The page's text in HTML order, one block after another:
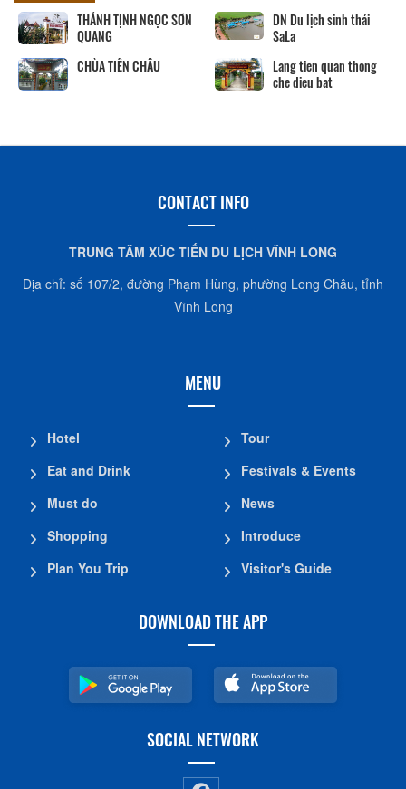
THÁNH TỊNH NGỌC SƠN
QUANG
DN Du lịch sinh thái
SaLa
CHÙA TIÊN CHÂU
Lang tien quan thong
che dieu bat
CONTACT INFO
TRUNG TÂM XÚC TIẾN DU LỊCH VĨNH LONG
Địa chỉ: số 107/2, đường Phạm Hùng, phường Long Châu, tỉnh
Vĩnh Long
MENU
Hotel
Eat and Drink
Must do
Shopping
Plan You Trip
Tour
Festivals & Events
News
Introduce
Visitor's Guide
DOWNLOAD THE APP
SOCIAL NETWORK